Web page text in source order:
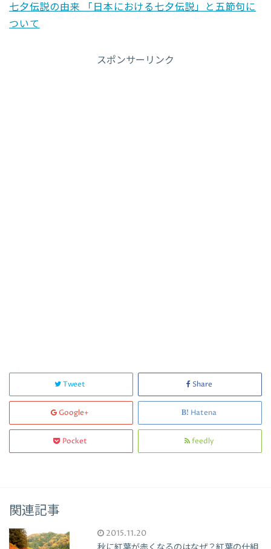
七夕伝説の由来 「日本における七夕伝説」と五節句に
ついて
スポンサーリンク
Tweet Share
Google+ Hatena
Pocket feedly
関連記事
2015.11.20